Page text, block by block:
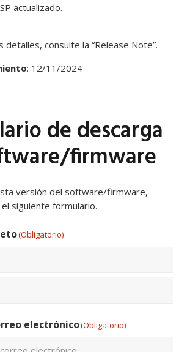
actualizado.
detalles, consulte la “Release Note”.
: 12/11/2024
de descarga
firmware
versión del software/firmware,
siguiente formulario.
(Obligatorio)
electrónico(Obligatorio)